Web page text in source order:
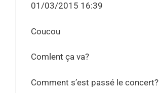
01/03/2015 16:39
Coucou
Comlent ça va?
Comment s’est passé le concert?